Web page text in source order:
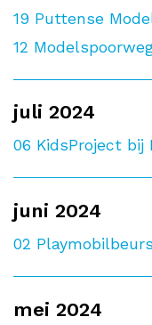
19 Puttense
12
juli 2024
06 KidsProject bij
juni 2024
02
mei 2024